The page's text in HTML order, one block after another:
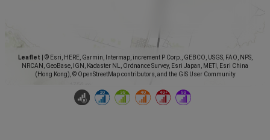
Leaflet
© Esri, HERE, Garmin, Intermap, increment P Corp., GEBCO, USGS, FAO, NPS,
NRCAN, GeoBase, IGN, Kadaster NL, Ordnance Survey, Esri Japan, METI, Esri China
(Hong Kong), © OpenStreetMap contributors, and the GIS User Community